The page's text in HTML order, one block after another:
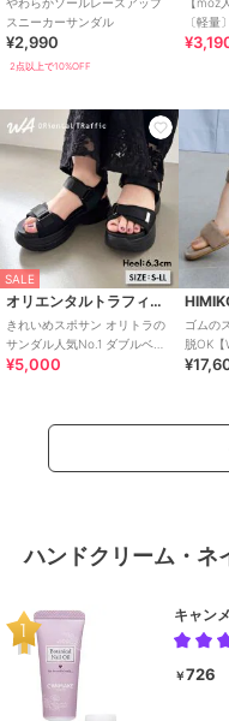
スニーカーサンダル
¥2,990
2点以上で10%OFF
〔軽量
すい！
SALE
オリエンタルトラフィック
きれいめスポサン オリトラの
サンダル人気No.1 ダブルベル
ト スポーツサンダル /42207
¥5,000
ゴムの
脱OK【
26SS】
ハンドクリーム・ネ
キャン
￥726